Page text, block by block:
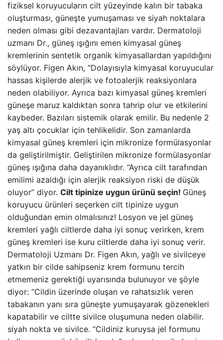
fiziksel koruyucuların cilt yüzeyinde kalın bir tabaka
oluşturması, güneşte yumuşaması ve siyah noktalara
neden olması gibi dezavantajları vardır. Dermatoloji
uzmanı Dr., güneş ışığını emen kimyasal güneş
kremlerinin sentetik organik kimyasallardan yapıldığını
söylüyor. Figen Akın, “Dolayısıyla kimyasal koruyucular
hassas kişilerde alerjik ve fotoalerjik reaksiyonlara
neden olabiliyor. Ayrıca bazı kimyasal güneş kremleri
güneşe maruz kaldıktan sonra tahrip olur ve etkilerini
kaybeder. Bazıları sistemik olarak emilir. Bu nedenle 2
yaş altı çocuklar için tehlikelidir. Son zamanlarda
kimyasal güneş kremleri için mikronize formülasyonlar
da geliştirilmiştir. Geliştirilen mikronize formülasyonlar
güneş ışığına daha dayanıklıdır. “Ayrıca cilt tarafından
emilimi azaldığı için alerjik reaksiyon riski de düşük
oluyor” diyor. Cilt tipinize uygun ürünü seçin! Güneş
koruyucu ürünleri seçerken cilt tipinize uygun
olduğundan emin olmalısınız! Losyon ve jel güneş
kremleri yağlı ciltlerde daha iyi sonuç verirken, krem ​​
güneş kremleri ise kuru ciltlerde daha iyi sonuç verir.
Dermatoloji Uzmanı Dr. Figen Akın, yağlı ve sivilceye
yatkın bir cilde sahipseniz krem ​​formunu tercih
etmemeniz gerektiği uyarısında bulunuyor ve şöyle
diyor: “Cildin üzerinde oluşan ve rahatsızlık veren
tabakanın yanı sıra güneşte yumuşayarak gözenekleri
kapatabilir ve ciltte sivilce oluşumuna neden olabilir.
siyah nokta ve sivilce. “Cildiniz kuruysa jel formunu